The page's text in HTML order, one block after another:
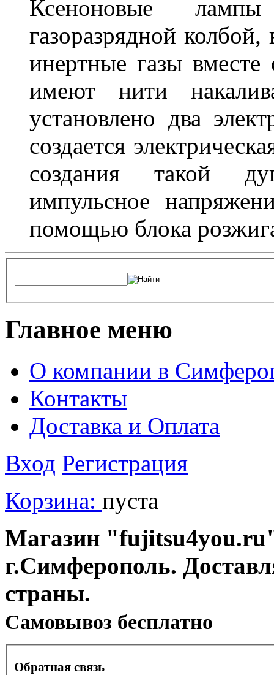
Ксеноновые
газоразрядной
инертные газы
имеют нити
установлено два
создается
создания такой
импульсное
помощью блока
Главное меню
О компании в
Контакты
Доставка и Оплата
Вход Регистрация
Корзина: пуста
Магазин
г.Симферополь.
страны.
Cамовывоз бесплатно
Обратная связь